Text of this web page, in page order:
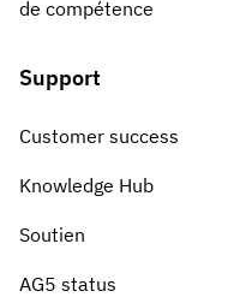
de compétence
Support
Customer success
Knowledge Hub
Soutien
AG5 status